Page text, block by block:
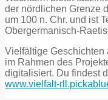
der nördlichen Grenze
um 100 n. Chr. und ist
Obergermanisch-
Vielfältige Geschichten
im Rahmen des
digitalisiert. Du findest
www.vielfalt-